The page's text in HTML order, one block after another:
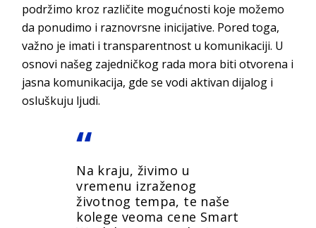
podržimo kroz različite mogućnosti koje možemo
da ponudimo i raznovrsne inicijative. Pored toga,
važno je imati i transparentnost u komunikaciji. U
osnovi našeg zajedničkog rada mora biti otvorena i
jasna komunikacija, gde se vodi aktivan dijalog i
osluškuju ljudi.
Na kraju, živimo u
vremenu izraženog
životnog tempa, te naše
kolege veoma cene Smart